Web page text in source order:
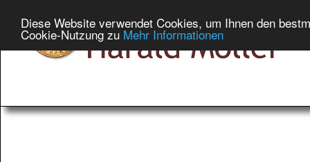
Diese Website verwendet Cookies, um Ihnen den
Cookie-Nutzung zu Mehr Informationen